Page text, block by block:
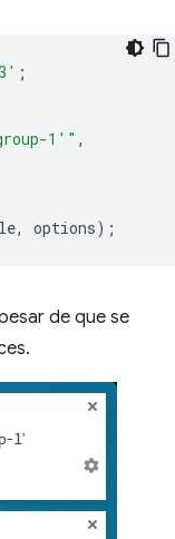
;
1'" ,
, options);
de que se